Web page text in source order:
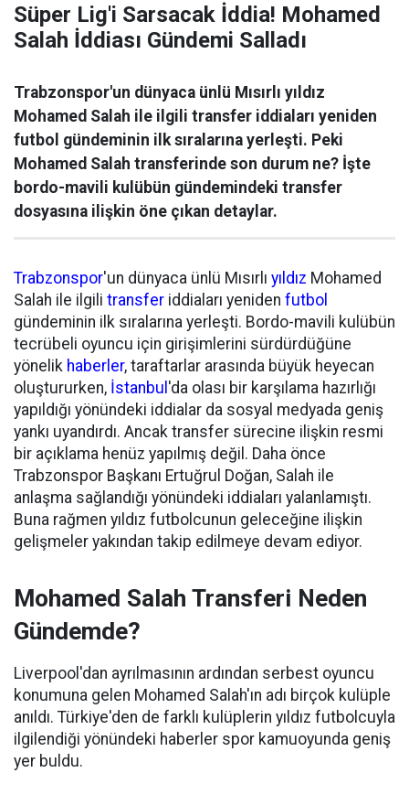
Süper Lig'i Sarsacak İddia! Mohamed
Salah İddiası Gündemi Salladı
Trabzonspor'un dünyaca ünlü Mısırlı yıldız
Mohamed Salah ile ilgili transfer iddiaları yeniden
futbol gündeminin ilk sıralarına yerleşti. Peki
Mohamed Salah transferinde son durum ne? İşte
bordo-mavili kulübün gündemindeki transfer
dosyasına ilişkin öne çıkan detaylar.
Trabzonspor'un dünyaca ünlü Mısırlı yıldız Mohamed
Salah ile ilgili transfer iddiaları yeniden futbol
gündeminin ilk sıralarına yerleşti. Bordo-mavili kulübün
tecrübeli oyuncu için girişimlerini sürdürdüğüne
yönelik haberler, taraftarlar arasında büyük heyecan
oluştururken, İstanbul 'da olası bir karşılama hazırlığı
yapıldığı yönündeki iddialar da sosyal medyada geniş
yankı uyandırdı. Ancak transfer sürecine ilişkin resmi
bir açıklama henüz yapılmış değil. Daha önce
Trabzonspor Başkanı Ertuğrul Doğan, Salah ile
anlaşma sağlandığı yönündeki iddiaları yalanlamıştı.
Buna rağmen yıldız futbolcunun geleceğine ilişkin
gelişmeler yakından takip edilmeye devam ediyor.
Mohamed Salah Transferi Neden
Gündemde?
Liverpool'dan ayrılmasının ardından serbest oyuncu
konumuna gelen Mohamed Salah'ın adı birçok kulüple
anıldı. Türkiye'den de farklı kulüplerin yıldız futbolcuyla
ilgilendiği yönündeki haberler spor kamuoyunda geniş
yer buldu.